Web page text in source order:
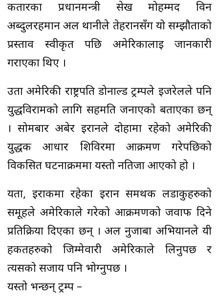
कतारका प्रधानमन्त्री सेख मोहम्मद विन
अब्दुलरहमान अल थानीले तेहरानसँग यो सम्झौताको
प्रस्ताव स्वीकृत पछि अमेरिकालाई जानकारी
गराएका थिए ।
उता अमेरिकी राष्ट्रपति डोनाल्ड ट्रम्पले ईजरेलले पनि
युद्धविरामको लागि सहमति जनाएको बताएका छन्
। सोमबार अबेर ईरानले दोहामा रहेको अमेरिकी
युद्धक आधार शिविरमा आक्रमण गरेपछिको
विकसित घटनाक्रममा यस्तो नतिजा आएको हो ।
यता, ईराकमा रहेका ईरान समर्थक लडाकुहरुको
समूहले अमेरिकाले गरेको आक्रमणको जवाफ दिने
प्रतिक्रिया दिएका छन् । अल नुजाबा अभियानले यी
हर्कतहरुको जिम्मेवारी अमेरिकाले लिनुपर्छ र
त्यसको सजाय पनि भोग्नुपर्छ ।
यस्तो भन्छन् ट्रम्प –